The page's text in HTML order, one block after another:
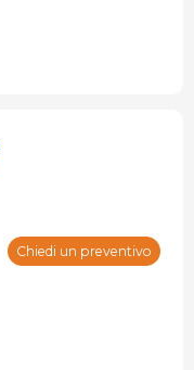
Chiedi un preventivo